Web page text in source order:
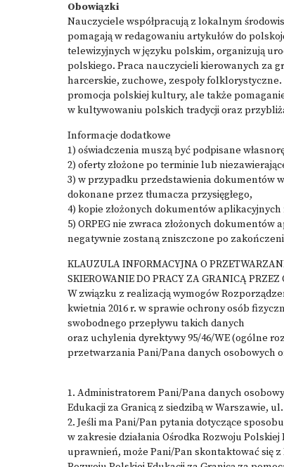
Obowiązki
Nauczyciele współpracują z lokalnym
pomagają w redagowaniu artykułów do
telewizyjnych w języku polskim, organizują
polskiego. Praca nauczycieli kierowanych za
harcerskie, zuchowe, zespoły
promocja polskiej kultury, ale także
w kultywowaniu polskich tradycji oraz
Informacje dodatkowe
1) oświadczenia muszą być podpisane
2) oferty złożone po terminie lub
3) w przypadku przedstawienia dokumentów
dokonane przez tłumacza przysięgłego,
4) kopie złożonych dokumentów
5) ORPEG nie zwraca złożonych
negatywnie zostaną zniszczone po
KLAUZULA INFORMACYJNA O
SKIEROWANIE DO PRACY ZA GRANICĄ
W związku z realizacją wymogów
kwietnia 2016 r. w sprawie ochrony osób
swobodnego przepływu takich danych
oraz uchylenia dyrektywy 95/46/WE (ogólne
przetwarzania Pani/Pana danych osobowych
1. Administratorem Pani/Pana danych
Edukacji za Granicą z siedzibą w Warszawie,
2. Jeśli ma Pani/Pan pytania dotyczące
w zakresie działania Ośrodka Rozwoju
uprawnień, może Pani/Pan skontaktować się